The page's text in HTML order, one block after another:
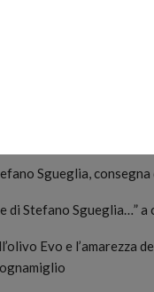
Caputo Assessore
Ferri – Ufficio Stampa
premio Extrabio per gli
Olivitalymed Food
Sgueglia,
di Stefano Sgueglia…”
Evo e l’amarezza